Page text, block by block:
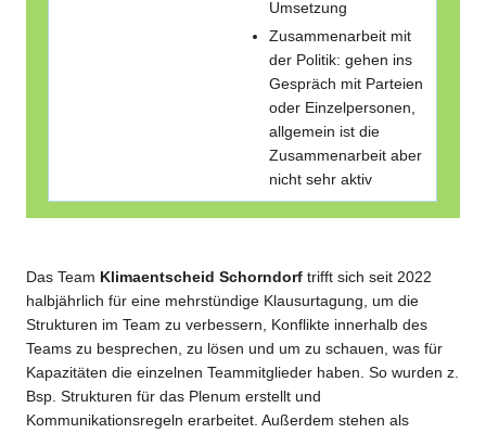
Umsetzung
Zusammenarbeit mit
der Politik: gehen ins
Gespräch mit Parteien
oder Einzelpersonen,
allgemein ist die
Zusammenarbeit aber
nicht sehr aktiv
Das Team Klimaentscheid Schorndorf trifft sich seit 2022
halbjährlich für eine mehrstündige Klausurtagung, um die
Strukturen im Team zu verbessern, Konflikte innerhalb des
Teams zu besprechen, zu lösen und um zu schauen, was für
Kapazitäten die einzelnen Teammitglieder haben. So wurden z.
Bsp. Strukturen für das Plenum erstellt und
Kommunikationsregeln erarbeitet. Außerdem stehen als